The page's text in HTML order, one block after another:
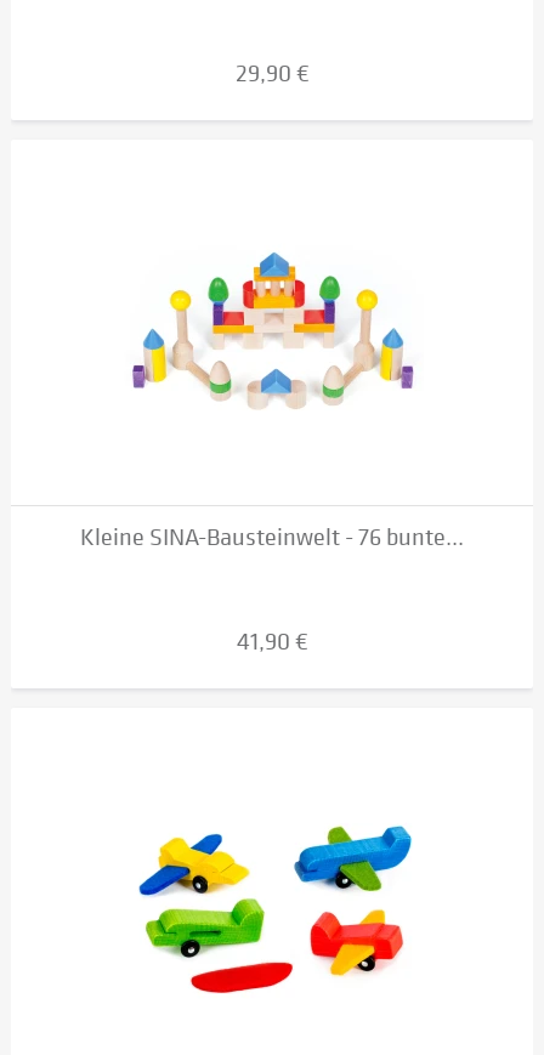
29,90 €
Kleine SINA-Bausteinwelt - 76 bunte...
41,90 €